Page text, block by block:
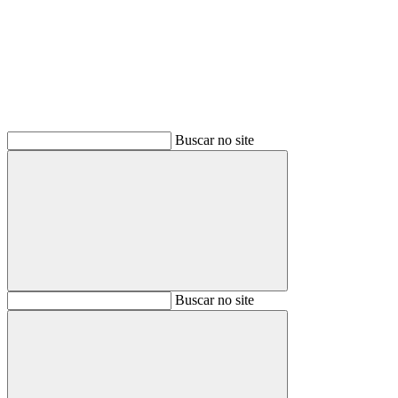
Buscar no site
BuscarBuscar no site